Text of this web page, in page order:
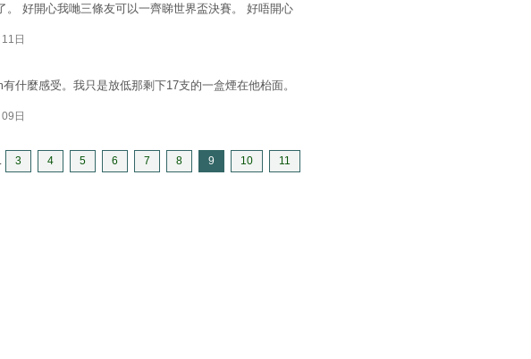
好開心我哋三條友可以一齊睇世界盃決賽。 好唔開心
日
什麼感受。我只是放低那剩下17支的一盒煙在他枱面。
日
3 4 5 6 7 8 9 10 11